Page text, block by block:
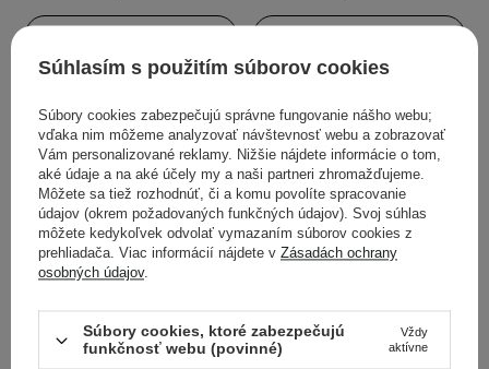
BasicLab - Anti-Perspiris -
Dezodorant v guľôčke bez
Natural Secrets - Glow
Tonic - Tónovacia a
Súhlasím s použitím súborov cookies
Súbory cookies zabezpečujú správne fungovanie nášho webu;
vďaka nim môžeme analyzovať návštevnosť webu a zobrazovať
Vám personalizované reklamy. Nižšie nájdete informácie o tom,
aké údaje a na aké účely my a naši partneri zhromažďujeme.
Môžete sa tiež rozhodnúť, či a komu povolíte spracovanie
údajov (okrem požadovaných funkčných údajov). Svoj súhlas
môžete kedykoľvek odvolať vymazaním súborov cookies z
prehliadača. Viac informácií nájdete v Zásadách ochrany
osobných údajov.
Súbory cookies, ktoré zabezpečujú
funkčnosť webu (povinné)
Vždy
aktívne